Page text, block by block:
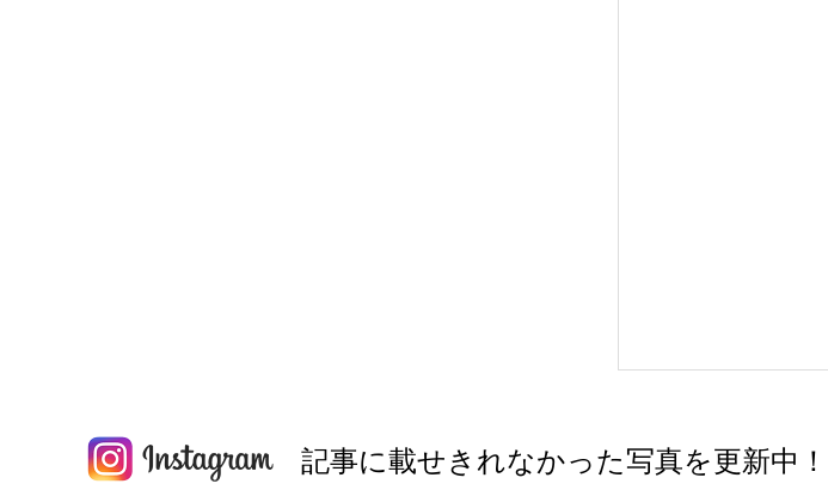
記事に載せきれなかった写真を更新中！